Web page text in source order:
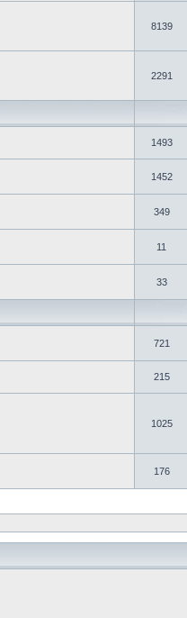
8139
2291
1493
1452
349
11
33
721
215
1025
176